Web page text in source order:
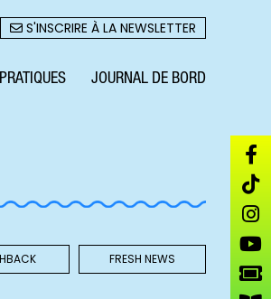
S'INSCRIRE À LA NEWSLETTER
JOURNAL DE BORD
FRESH NEWS